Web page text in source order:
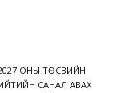
ОНЫ ТӨСВИЙН
САНАЛ АВАХ